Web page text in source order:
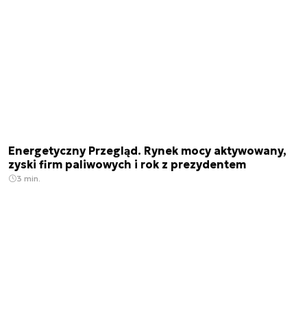
Energetyczny Przegląd. Rynek mocy aktywowany,
zyski firm paliwowych i rok z prezydentem
3 min.